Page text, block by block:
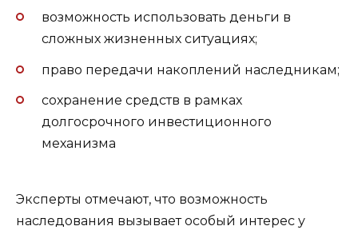
возможность использовать деньги в
сложных жизненных ситуациях;
право передачи накоплений наследникам;
сохранение средств в рамках
долгосрочного инвестиционного
механизма
Эксперты отмечают, что возможность
наследования вызывает особый интерес у